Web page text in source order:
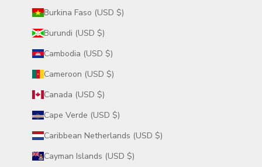
Burkina Faso (USD $)
Burundi (USD $)
Cambodia (USD $)
Cameroon (USD $)
Canada (USD $)
Cape Verde (USD $)
Caribbean Netherlands (USD $)
Cayman Islands (USD $)